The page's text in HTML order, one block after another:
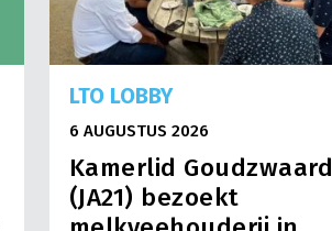
LTO LOBBY
6 AUGUSTUS 2026
Kamerlid Goudzwaard
(JA21) bezoekt